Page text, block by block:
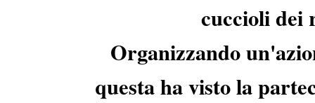
cuccioli dei
Organizzando
questa ha visto la